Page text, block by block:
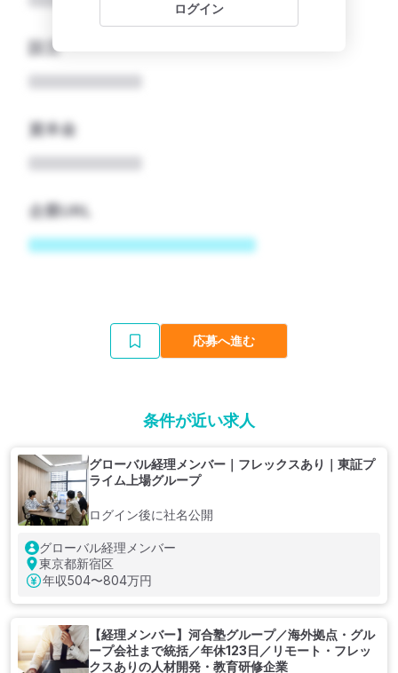
設立
資本金
企業URL
ログイン
応募へ進む
条件が近い求人
グローバル経理メンバー｜フレックスあり｜東証プ
ライム上場グループ
ログイン後に社名公開
グローバル経理メンバー
東京都新宿区
年収504〜804万円
【経理メンバー】河合塾グループ／海外拠点・グル
ープ会社まで統括／年休123日／リモート・フレッ
クスありの人材開発・教育研修企業